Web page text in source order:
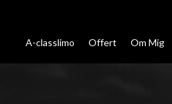
A-classlimo Offert Om Mig